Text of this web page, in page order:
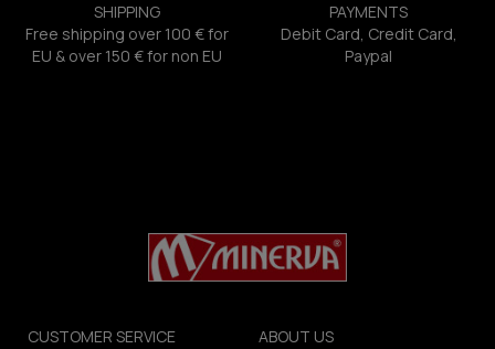
SHIPPING
Free shipping over 100 € for
EU & over 150 € for non EU
PAYMENTS
Debit Card, Credit Card,
Paypal
CUSTOMER SERVICE
ABOUT US